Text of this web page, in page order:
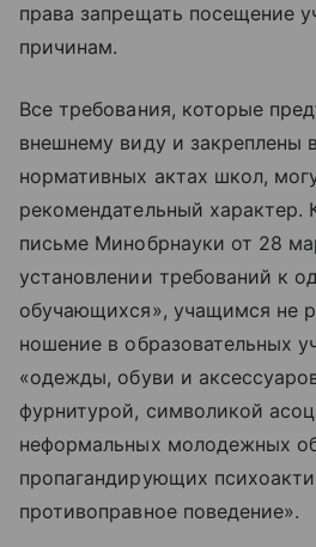
права запрещать посещение
причинам.
Все требования, которые
внешнему виду и закреплены
нормативных актах школ,
рекомендательный характер.
письме Минобрнауки от 28
установлении требований к
обучающихся», учащимся не
ношение в образовательных
«одежды, обуви и
фурнитурой, символикой
неформальных молодежных
пропагандирующих
противоправное поведение».